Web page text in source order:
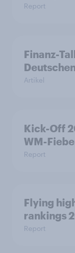
Report
Finanz-
Artikel
Kick-Off
WM-
Report
Flying
rankings
Report